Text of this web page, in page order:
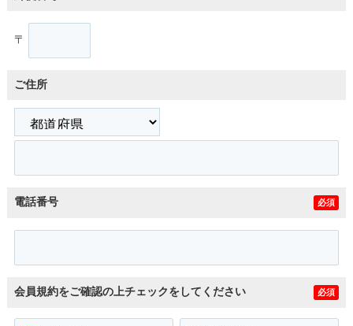
〒
ご住所
電話番号 必須
会員規約をご確認の上チェックをしてください 必須